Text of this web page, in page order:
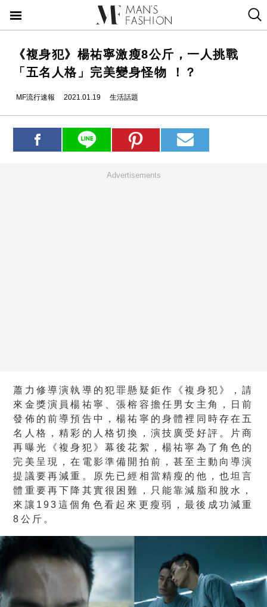
《複身犯》楊祐寧激瘦8公斤，一人挑戰
「五名人格」完美變身怪物 ！？
MF流行速報 2021.01.19 生活話題
Advertisements
蕭力修導演執導的犯罪懸疑鉅作《複身犯》，請
來金獎演員楊祐寧、張榕容擔任男女主角，日前
發佈的前導預告中，楊祐寧的身體裡同時存在五
名人格，精彩的人格切換，演技廣受好評。片商
再曝光《複身犯》幕後花絮，楊祐寧為了角色的
完美呈現，在電影準備開拍前，甚至主動向導演
提議要再減重。原先已經相當精瘦的他，也坦言
體重要再下降其實很困難，只能靠減脂和脫水，
來讓193這個角色看起來更瘦弱，最後成功減重
8公斤。